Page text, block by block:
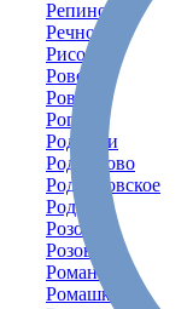
Репино
Речное
Рисовое
Ровенка
Ровное
Рогово
Родники
Родниково
Родниковское
Родное
Розовое
Розовый
Романово
Ромашкино